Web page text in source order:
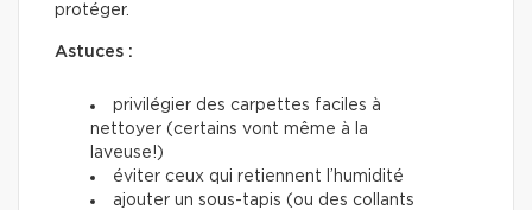
protéger.
Astuces :
privilégier des carpettes faciles à
nettoyer (certains vont même à la
laveuse!)
éviter ceux qui retiennent l’humidité
ajouter un sous-tapis (ou des collants